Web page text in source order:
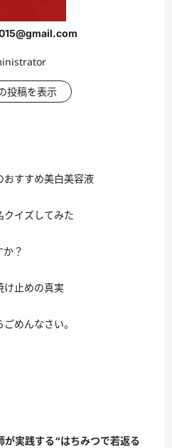
投稿を表示
おすすめ美白美容液
クイズしてみた
？
け止めの真実
めんなさい。
実践する“はちみつで若返る